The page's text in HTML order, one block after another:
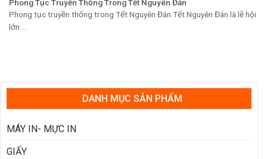
DANH MỤC SẢN PHẨM
MÁY IN- MỰC IN
GIẤY
Phong Tục Truyền Thống Trong Tết Nguyên Đán
Phong tục truyền thống trong Tết Nguyên Đán Tết Nguyên Đán là lễ hội
lớn ...